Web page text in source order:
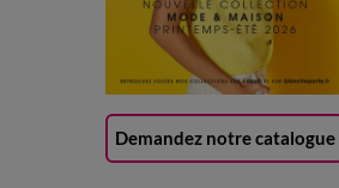
Demandez notre catalogue